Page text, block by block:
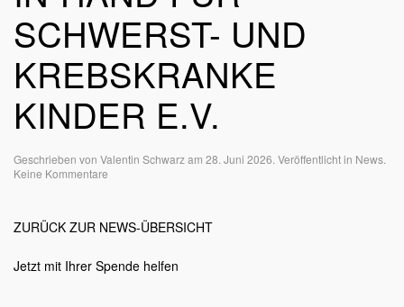
SCHWERST- UND
KREBSKRANKE
KINDER E.V.
Geschrieben von Valentin Schwarzam 28. Juni 2026. Veröffentlicht in News.
Keine Kommentare
Kreitz
Hand-
ZURÜCK ZUR NEWS-ÜBERSICHT
Jetzt mit Ihrer Spende helfen